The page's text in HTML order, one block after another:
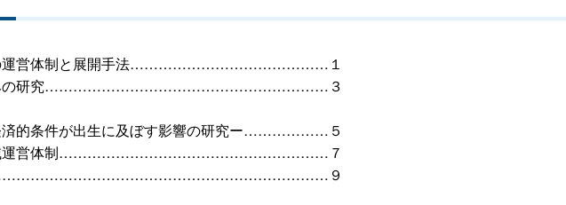
ィの運営体制と展開手法……………………………………１
仕組みの研究……………………………………………………３
済的条件が出生に及ぼす影響の研究ー………………５
い地域運営体制…………………………………………………７
………………………………………………………………………９